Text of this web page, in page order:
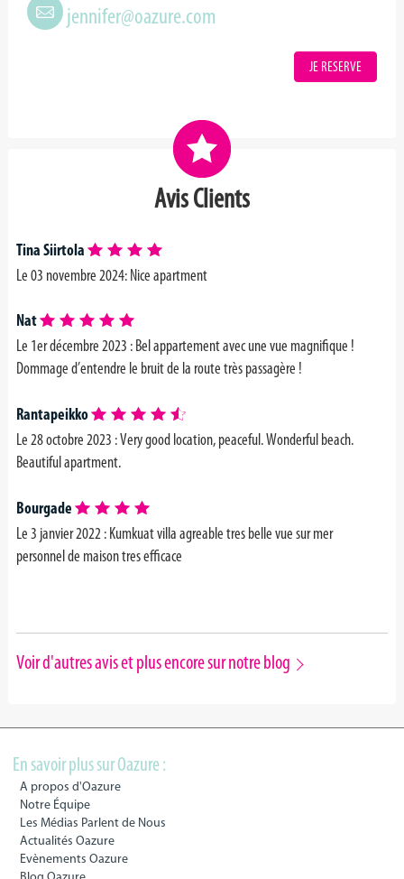
jennifer@oazure.com
JE RESERVE
Avis Clients
Tina Siirtola
Le 03 novembre 2024:Nice apartment
Nat
Le 1er décembre 2023 :Bel appartement avec une vue magnifique !
Dommage d’entendre le bruit de la route très passagère !
Rantapeikko
Le 28 octobre 2023 :Very good location, peaceful. Wonderful beach.
Beautiful apartment.
Bourgade
Le 3 janvier 2022 : Kumkuat villa agreable tres belle vue sur mer
personnel de maison tres efficace
Voir d'autres avis et plus encore sur notre blog
En savoir plus sur Oazure :
A propos d'Oazure
Notre Équipe
Les Médias Parlent de Nous
Actualités Oazure
Evènements Oazure